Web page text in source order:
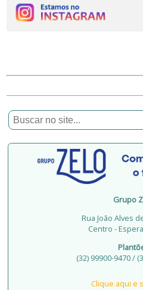
Grupo
Rua João Alves
Centro -
(32) 99900-9470 /
Clique aqui e